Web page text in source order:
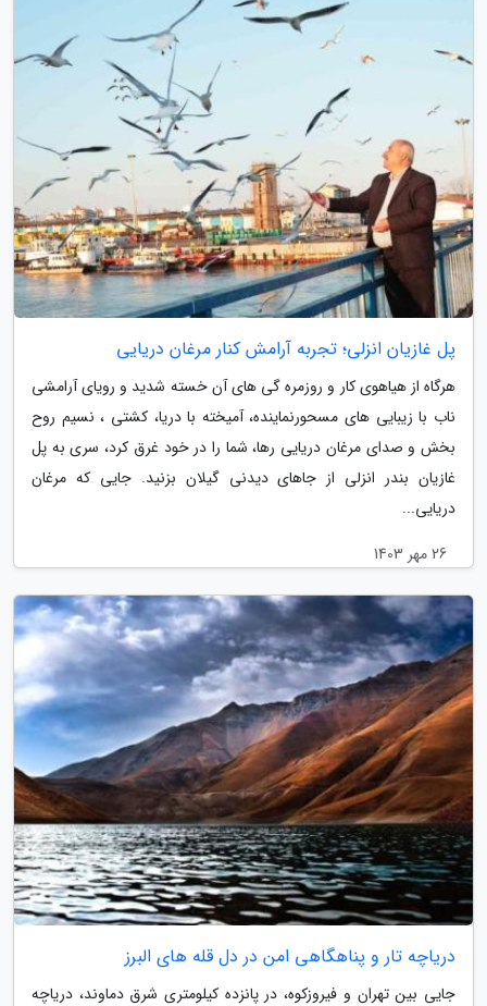
پل غازیان انزلی؛ تجربه آرامش کنار مرغان دریایی
هرگاه از هیاهوی کار و روزمره گی های آن خسته شدید و رویای آرامشی
ناب با زیبایی های مسحورنماینده، آمیخته با دریا، کشتی ، نسیم روح
بخش و صدای مرغان دریایی رها، شما را در خود غرق کرد، سری به پل
غازیان بندر انزلی از جاهای دیدنی گیلان بزنید. جایی که مرغان
دریایی...
26 مهر 1403
دریاچه تار و پناهگاهی امن در دل قله های البرز
جایی بین تهران و فیروزکوه، در پانزده کیلومتری شرق دماوند، دریاچه